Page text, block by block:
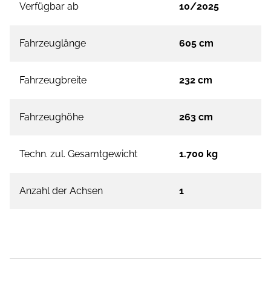
Verfügbar ab 10/2025
Fahrzeuglänge 605 cm
Fahrzeugbreite 232 cm
Fahrzeughöhe 263 cm
Techn. zul. Gesamtgewicht 1.700 kg
Anzahl der Achsen 1